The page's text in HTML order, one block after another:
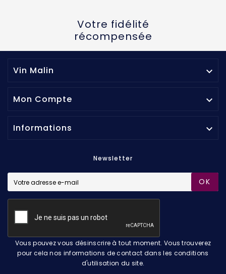
Votre fidélité
récompensée
Vin Malin 
Mon Compte 
Informations 
Newsletter
OK
Vous pouvez vous désinscrire à tout moment. Vous trouverez
pour cela nos informations de contact dans les conditions
d'utilisation du site.